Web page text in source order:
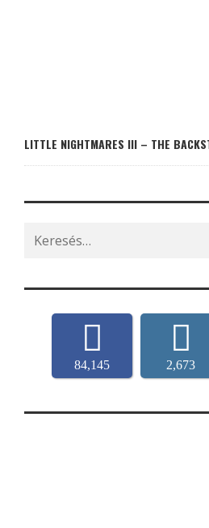
LITTLE NIGHTMARES III – THE
Search
for:
84,145 2,673